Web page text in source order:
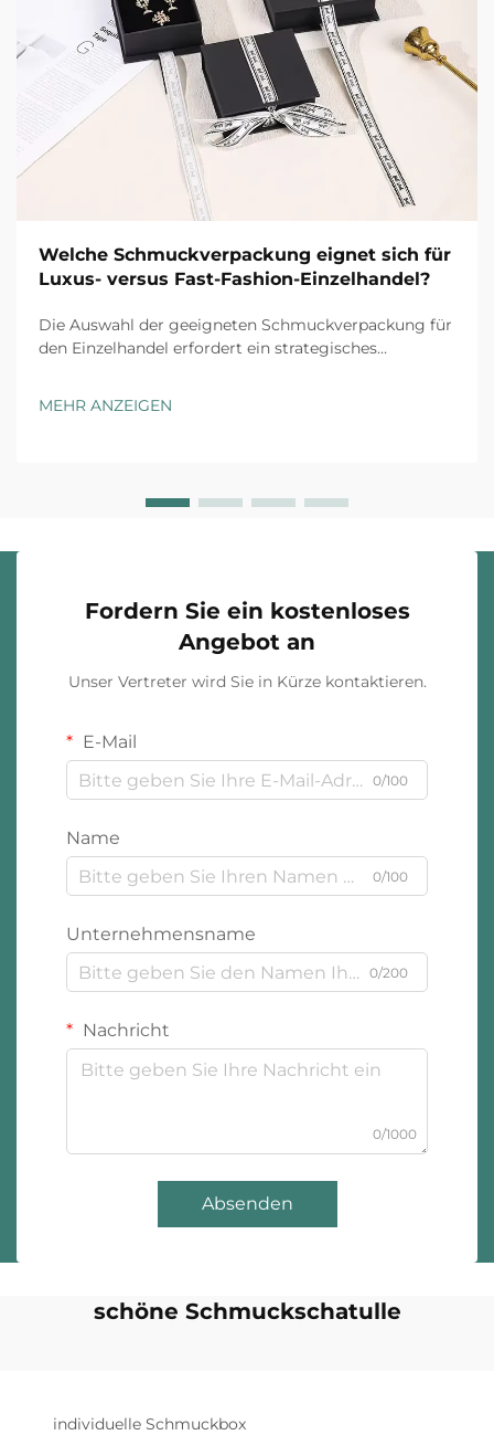
Welche Schmuckverpackung eignet sich für
Luxus- versus Fast-Fashion-Einzelhandel?
Die Auswahl der geeigneten Schmuckverpackung für
den Einzelhandel erfordert ein strategisches
Gegebenheiten. Luxusmarken und Fast-Fashion-
MEHR ANZEIGEN
Fordern Sie ein kostenloses
Angebot an
Unser Vertreter wird Sie in Kürze kontaktieren.
E-Mail
0/100
Name
0/100
Unternehmensname
0/200
Nachricht
0/1000
Absenden
schöne Schmuckschatulle
individuelle Schmuckbox